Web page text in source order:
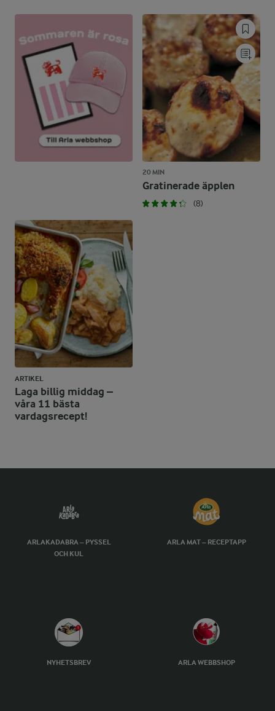
20 MIN
Gratinerade äpplen
(8)
ARTIKEL
Laga billig middag –
våra 11 bästa
vardagsrecept!
ARLAKADABRA – PYSSEL
OCH KUL
ARLA MAT – RECEPTAPP
NYHETSBREV ARLA WEBBSHOP